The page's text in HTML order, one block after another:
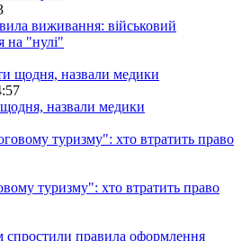
виживання: військовий
на "нулі"
щодня, назвали медики
туризму": хто втратить право